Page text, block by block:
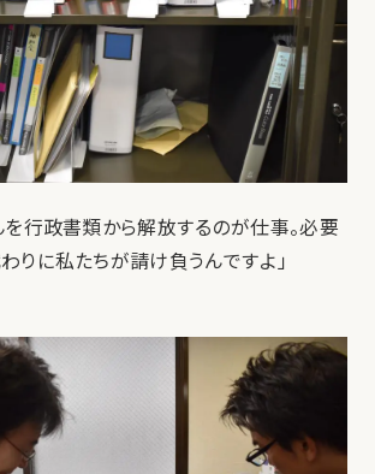
を行政書類から解放するのが仕事。必要
りに私たちが請け負うんですよ」